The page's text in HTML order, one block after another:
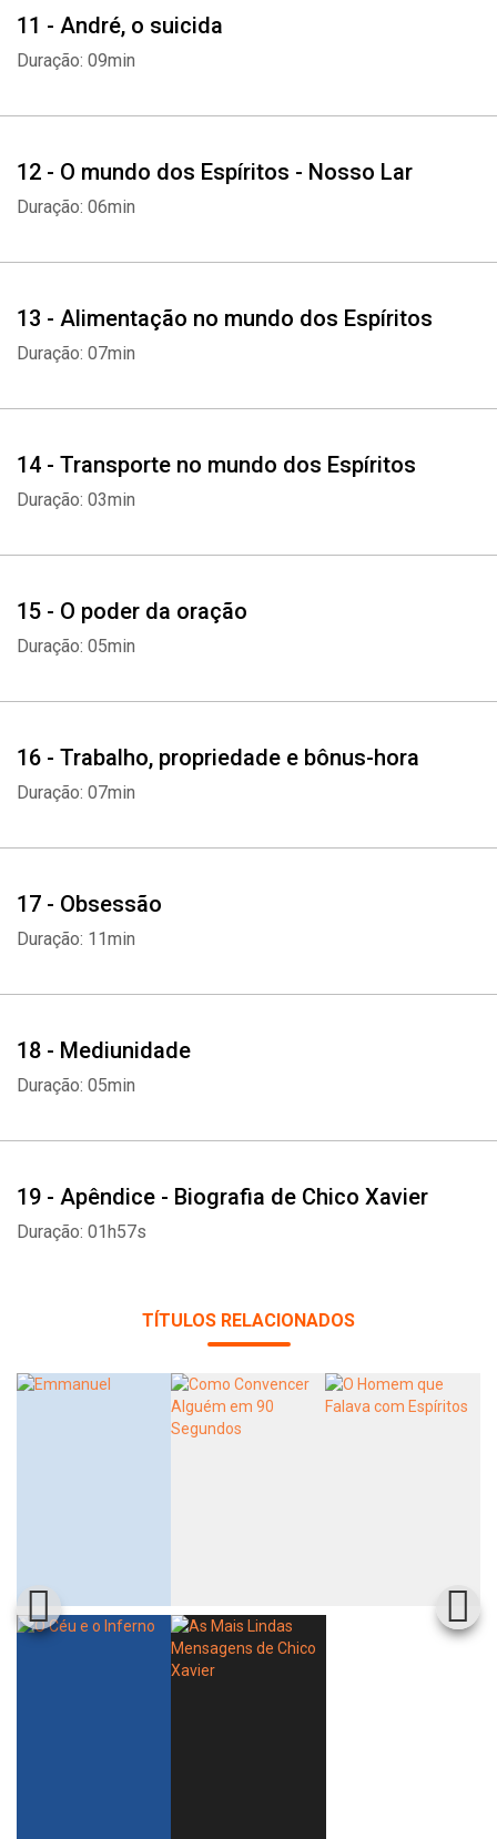
11 - André, o suicida
Duração: 09min
12 - O mundo dos Espíritos - Nosso Lar
Duração: 06min
13 - Alimentação no mundo dos Espíritos
Duração: 07min
14 - Transporte no mundo dos Espíritos
Duração: 03min
15 - O poder da oração
Duração: 05min
16 - Trabalho, propriedade e bônus-hora
Duração: 07min
17 - Obsessão
Duração: 11min
18 - Mediunidade
Duração: 05min
19 - Apêndice - Biografia de Chico Xavier
Duração: 01h57s
TÍTULOS RELACIONADOS